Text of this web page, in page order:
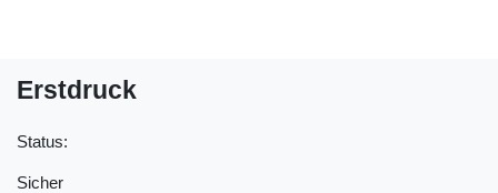
Erstdruck
Status:
Sicher